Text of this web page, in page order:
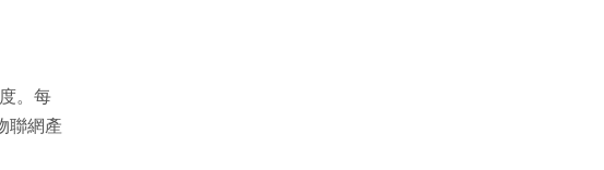
。每
聯網產